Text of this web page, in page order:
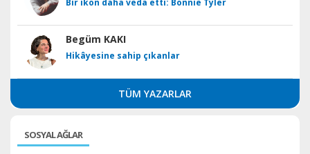
Begüm KAKI
Hikâyesine sahip çıkanlar
TÜM YAZARLAR
SOSYAL AĞLAR